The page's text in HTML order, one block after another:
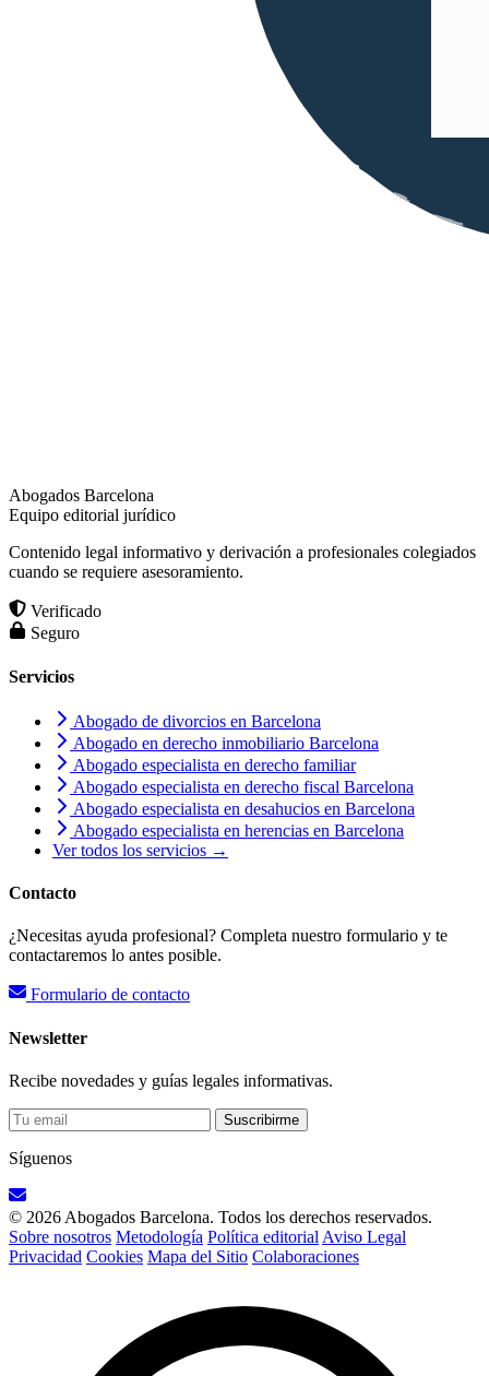
Abogados Barcelona
Equipo editorial jurídico
Contenido legal informativo y derivación a profesionales colegiados
cuando se requiere asesoramiento.
Verificado
Seguro
Servicios
Abogado de divorcios en Barcelona
Abogado en derecho inmobiliario Barcelona
Abogado especialista en derecho familiar
Abogado especialista en derecho fiscal Barcelona
Abogado especialista en desahucios en Barcelona
Abogado especialista en herencias en Barcelona
Ver todos los servicios →
Contacto
¿Necesitas ayuda profesional? Completa nuestro formulario y te
contactaremos lo antes posible.
Formulario de contacto
Newsletter
Recibe novedades y guías legales informativas.
Suscribirme
Síguenos
© 2026 Abogados Barcelona. Todos los derechos reservados.
Sobre nosotros Metodología Política editorial Aviso Legal
Privacidad Cookies Mapa del Sitio Colaboraciones